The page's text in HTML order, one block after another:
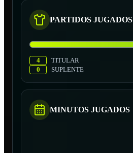
PARTIDOS JUGADOS
4
TITULAR
0
SUPLENTE
MINUTOS JUGADOS